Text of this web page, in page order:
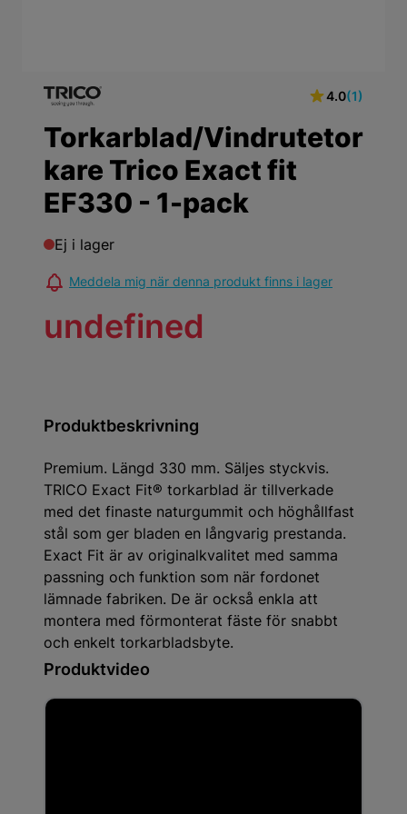
4.0(1)
Torkarblad/Vindrutetor
kare Trico Exact fit
EF330 - 1-pack
Ej i lager
Meddela mig när denna produkt finns i lager
undefined
Produktbeskrivning
Premium. Längd 330 mm. Säljes styckvis.
TRICO Exact Fit® torkarblad är tillverkade
med det finaste naturgummit och höghållfast
stål som ger bladen en långvarig prestanda.
Exact Fit är av originalkvalitet med samma
passning och funktion som när fordonet
lämnade fabriken. De är också enkla att
montera med förmonterat fäste för snabbt
och enkelt torkarbladsbyte.
Produktvideo